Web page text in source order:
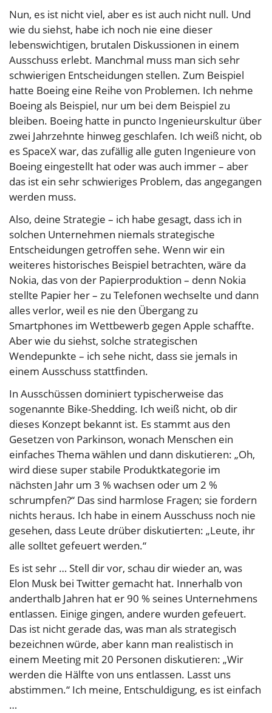
Nun, es ist nicht viel, aber es ist auch nicht null. Und
wie du siehst, habe ich noch nie eine dieser
lebenswichtigen, brutalen Diskussionen in einem
Ausschuss erlebt. Manchmal muss man sich sehr
schwierigen Entscheidungen stellen. Zum Beispiel
hatte Boeing eine Reihe von Problemen. Ich nehme
Boeing als Beispiel, nur um bei dem Beispiel zu
bleiben. Boeing hatte in puncto Ingenieurskultur über
zwei Jahrzehnte hinweg geschlafen. Ich weiß nicht, ob
es SpaceX war, das zufällig alle guten Ingenieure von
Boeing eingestellt hat oder was auch immer – aber
das ist ein sehr schwieriges Problem, das angegangen
werden muss.
Also, deine Strategie – ich habe gesagt, dass ich in
solchen Unternehmen niemals strategische
Entscheidungen getroffen sehe. Wenn wir ein
weiteres historisches Beispiel betrachten, wäre da
Nokia, das von der Papierproduktion – denn Nokia
stellte Papier her – zu Telefonen wechselte und dann
alles verlor, weil es nie den Übergang zu
Smartphones im Wettbewerb gegen Apple schaffte.
Aber wie du siehst, solche strategischen
Wendepunkte – ich sehe nicht, dass sie jemals in
einem Ausschuss stattfinden.
In Ausschüssen dominiert typischerweise das
sogenannte Bike-Shedding. Ich weiß nicht, ob dir
dieses Konzept bekannt ist. Es stammt aus den
Gesetzen von Parkinson, wonach Menschen ein
einfaches Thema wählen und dann diskutieren: „Oh,
wird diese super stabile Produktkategorie im
nächsten Jahr um 3 % wachsen oder um 2 %
schrumpfen?“ Das sind harmlose Fragen; sie fordern
nichts heraus. Ich habe in einem Ausschuss noch nie
gesehen, dass Leute drüber diskutierten: „Leute, ihr
alle solltet gefeuert werden.“
Es ist sehr … Stell dir vor, schau dir wieder an, was
Elon Musk bei Twitter gemacht hat. Innerhalb von
anderthalb Jahren hat er 90 % seines Unternehmens
entlassen. Einige gingen, andere wurden gefeuert.
Das ist nicht gerade das, was man als strategisch
bezeichnen würde, aber kann man realistisch in
einem Meeting mit 20 Personen diskutieren: „Wir
werden die Hälfte von uns entlassen. Lasst uns
abstimmen.“ Ich meine, Entschuldigung, es ist einfach
…